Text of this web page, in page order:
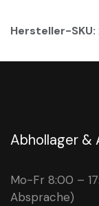
Hersteller-SKU:
Abhollager &
Mo-Fr 8:00 –
Absprache)